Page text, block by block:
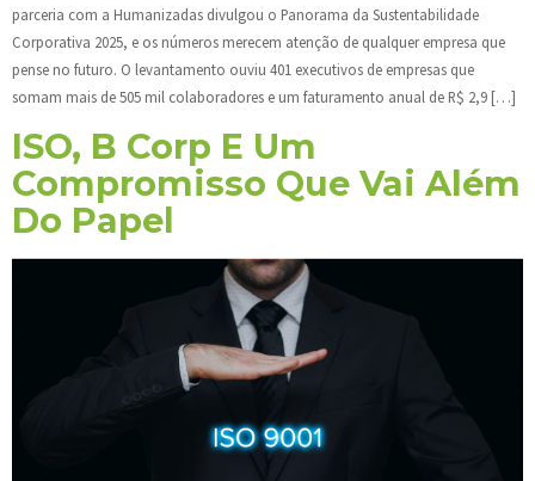
parceria com a Humanizadas divulgou o Panorama da Sustentabilidade
Corporativa 2025, e os números merecem atenção de qualquer empresa que
pense no futuro. O levantamento ouviu 401 executivos de empresas que
somam mais de 505 mil colaboradores e um faturamento anual de R$ 2,9 […]
ISO, B Corp E Um
Compromisso Que Vai Além
Do Papel